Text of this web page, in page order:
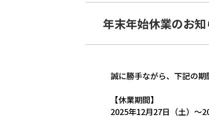
年末年始休業のお知
誠に勝手ながら、下記の期
【休業期間】
2025年12月27日（土）～